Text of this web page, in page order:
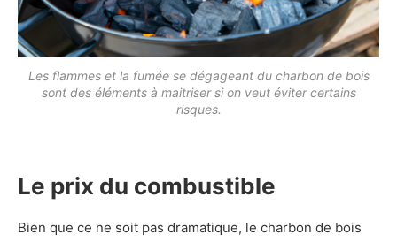
Les flammes et la fumée se dégageant du charbon de bois
sont des éléments à maitriser si on veut éviter certains
risques.
Le prix du combustible
Bien que ce ne soit pas dramatique, le charbon de bois